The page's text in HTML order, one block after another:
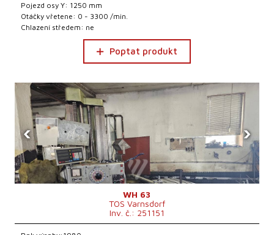
Pojezd osy Y: 1250 mm
Otáčky vřetene: 0 - 3300 /min.
Chlazení středem: ne
Poptat produkt
‹ ›
WH 63
TOS Varnsdorf
Inv. č.: 251151